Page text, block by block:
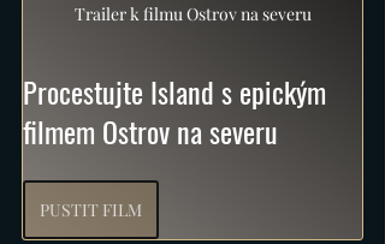
Trailer k filmu Ostrov na severu
Procestujte Island s epickým
filmem Ostrov na severu
PUSTIT FILM